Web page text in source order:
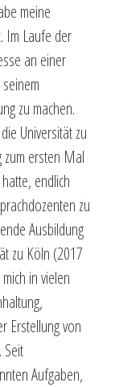
meine
Im Laufe der
an einer
zu machen.
Universität zu
zum ersten Mal
endlich
zu
Ausbildung
zu Köln (2017
in vielen
Erstellung von
Aufgaben,